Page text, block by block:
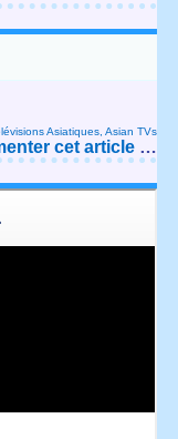
Asiatiques, Asian TVs
cet article …